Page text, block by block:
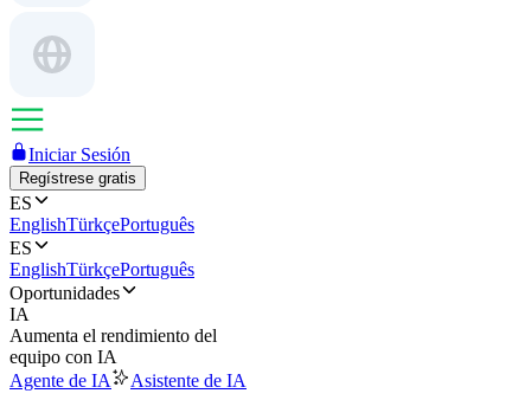
Iniciar Sesión
Regístrese gratis
ES
EnglishTürkçePortuguês
ES
EnglishTürkçePortuguês
Oportunidades
IA
Aumenta el rendimiento del
equipo con IA
Agente de IA
Asistente de IA